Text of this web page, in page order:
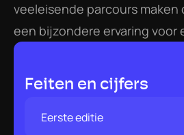
veeleisende parcours
een bijzondere ervaring voor
Feiten en cijfers
Eerste editie